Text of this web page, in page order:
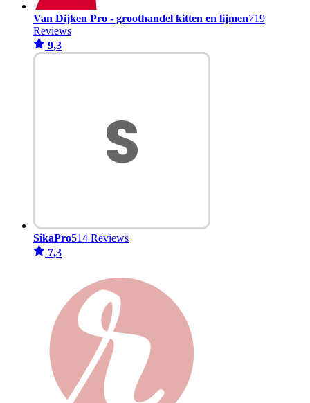
Van Dijken Pro - groothandel kitten en lijmen719
Reviews
9,3
SikaPro514 Reviews
7,3